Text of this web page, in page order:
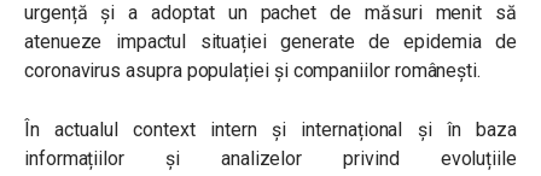
urgență și a adoptat un pachet de măsuri menit să
atenueze impactul situației generate de epidemia de
coronavirus asupra populației și companiilor românești.
În actualul context intern și internațional și în baza
informațiilor și analizelor privind evoluțiile